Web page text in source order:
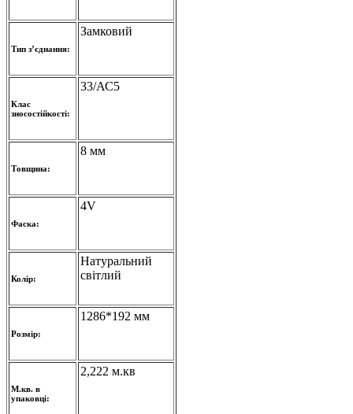
Тип з’єднання:
Замковий
Клас
зносостійкості:
33/АС5
Товщина:
8 мм
Фаска:
4V
Колір:
Натуральний
світлий
Розмір:
1286*192 мм
М.кв. в
упаковці:
2,222 м.кв